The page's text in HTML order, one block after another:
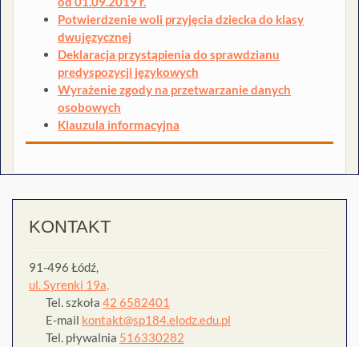
Potwierdzenie woli przyjęcia dziecka do klasy
dwujęzycznej
Deklaracja przystąpienia do sprawdzianu
predyspozycji językowych
Wyrażenie zgody na przetwarzanie danych
osobowych
Klauzula informacyjna
KONTAKT
91-496 Łódź,
ul. Syrenki 19a,
Tel. szkoła 42 6582401
E-mail kontakt@sp184.elodz.edu.pl
Tel. pływalnia 516330282